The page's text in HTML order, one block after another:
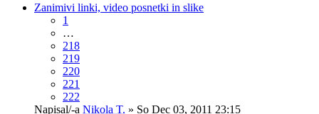
Zanimivi linki, video posnetki in slike
1
…
218
219
220
221
222
Napisal/-a Nikola T. » So Dec 03, 2011 23:15